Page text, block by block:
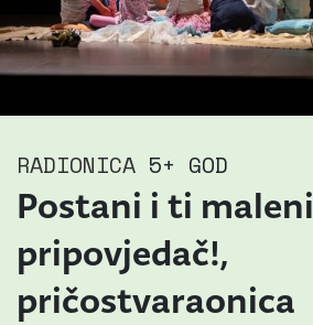
RADIONICA 5+ GOD
Postani i ti maleni
pripovjedač!,
pričostvaraonica